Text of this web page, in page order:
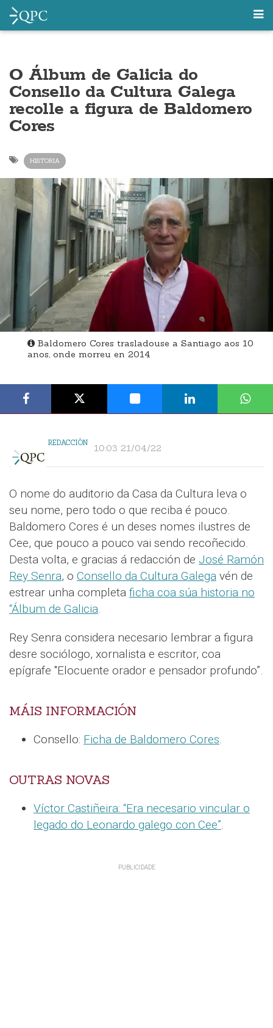
O Álbum de Galicia do
Consello da Cultura Galega
recolle a figura de Baldomero
Cores
HISTORIA
Baldomero Cores trasladouse a Santiago aos 10
anos, onde morreu en 2014
REDACCIÓN 10:03 21/04/22
O nome do auditorio da Casa da Cultura leva o
seu nome, pero todo o que reciba é pouco.
Baldomero Cores é un deses nomes ilustres de
Cee, que pouco a pouco vai sendo recoñecido.
Desta volta, e gracias á redacción de José Ramón
Rey Senra, o Consello da Cultura Galega vén de
estrear unha completa ficha coa súa historia no
“Álbum de Galicia.
Rey Senra considera necesario lembrar a figura
desre sociólogo, xornalista e escritor, coa
epígrafe "Elocuente orador e pensador profundo”.
MÁIS INFORMACIÓN
Consello: Ficha de Baldomero Cores.
OUTRAS NOVAS
Víctor Castiñeira: “Era necesario vincular o
legado do Leonardo galego con Cee”.